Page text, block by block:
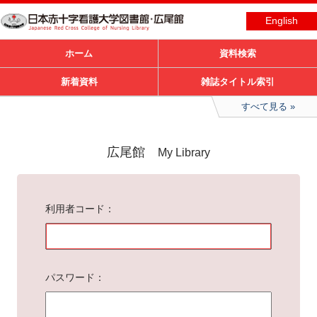
English
ホーム 資料検索
新着資料 雑誌タイトル索引
すべて見る
広尾館 My Library
利用者コード
パスワード